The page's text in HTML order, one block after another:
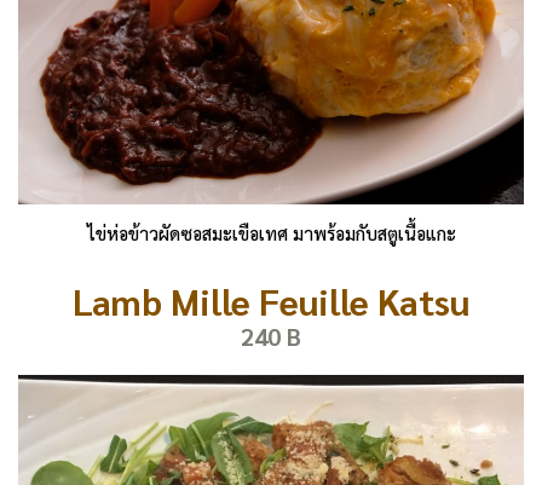
ไข่ห่อข้าวผัดซอสมะเขือเทศ มาพร้อมกับสตูเนื้อแกะ
Lamb Mille Feuille Katsu
240 B